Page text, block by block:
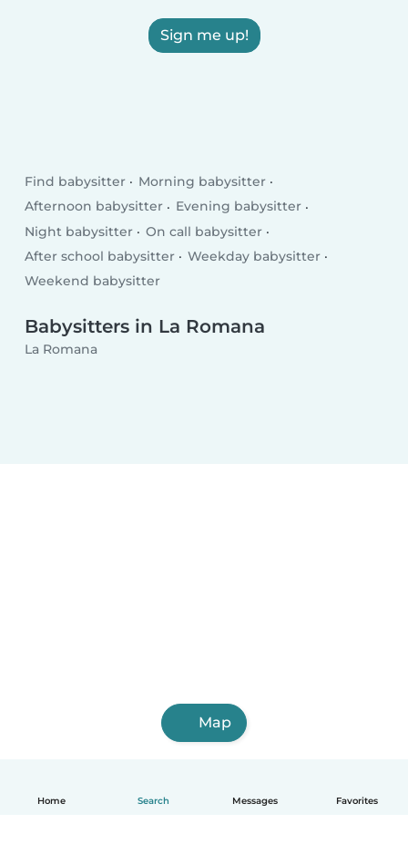
Home Search Messages Favorites
Sign me up!
Find babysitter
Morning babysitter
Afternoon babysitter
Evening babysitter
Night babysitter
On call babysitter
After school babysitter
Weekday babysitter
Weekend babysitter
Babysitters in La Romana
La Romana
Map